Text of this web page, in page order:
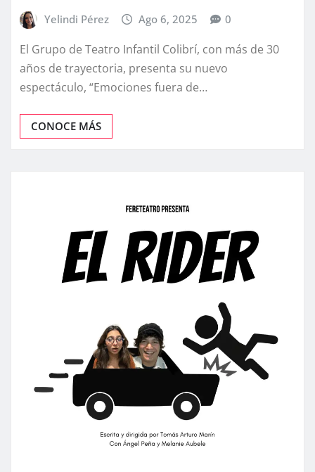
Yelindi Pérez Ago 6, 2025 0
El Grupo de Teatro Infantil Colibrí, con más de 30
años de trayectoria, presenta su nuevo
espectáculo, “Emociones fuera de…
CONOCE MÁS